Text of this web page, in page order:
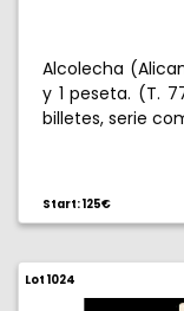
Alcolecha
y 1 peseta. (T.
billetes, serie
Start: 125€
Lot 1024